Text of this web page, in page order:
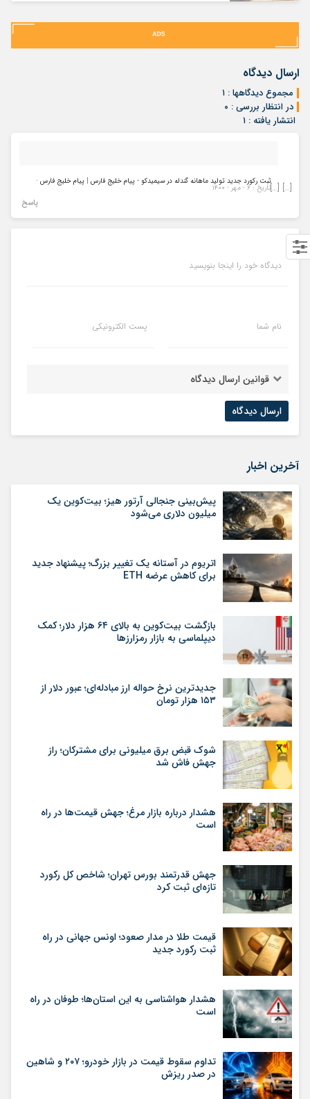
ارسال دیدگاه
مجموع دیدگاهها : ۱
در انتظار بررسی : ۰
انتشار یافته : ۱
ثبت رکورد جدید تولید ماهانه گندله در سیمیدکو - پیام خلیج فارس | پیام خلیج فارس -
تاریخ : ۶ - مهر - ۱۴۰۰[…] […]
پاسخ
دیدگاه خود را اینجا بنویسید
نام شما پست الکترونیکی
قوانین ارسال دیدگاه
آخرین اخبار
پیش‌بینی جنجالی آرتور هیز؛ بیت‌کوین یک
میلیون دلاری می‌شود
اتریوم در آستانه یک تغییر بزرگ؛ پیشنهاد جدید
برای کاهش عرضه ETH
بازگشت بیت‌کوین به بالای ۶۴ هزار دلار؛ کمک
دیپلماسی به بازار رمزارزها
جدیدترین نرخ حواله ارز مبادله‌ای؛ عبور دلار از
۱۵۳ هزار تومان
شوک قبض برق میلیونی برای مشترکان؛ راز
جهش فاش شد
هشدار درباره بازار مرغ؛ جهش قیمت‌ها در راه
است
جهش قدرتمند بورس تهران؛ شاخص کل رکورد
تازه‌ای ثبت کرد
قیمت طلا در مدار صعود؛ اونس جهانی در راه
ثبت رکورد جدید
هشدار هواشناسی به این استان‌ها؛ طوفان در راه
است
تداوم سقوط قیمت در بازار خودرو؛ ۲۰۷ و شاهین
در صدر ریزش